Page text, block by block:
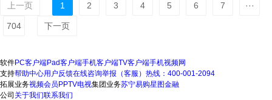
上一页 1 2 3 4 5 6 7 ···
704 下一页
软件PC客户端Pad客户端手机客户端TV客户端手机视频网
支持帮助中心用户反馈在线咨询举报（客服）热线：400-001-2094
拓展业务视频会员 PPTV电视集团业务苏宁易购星图金融
公司 关于我们联系我们